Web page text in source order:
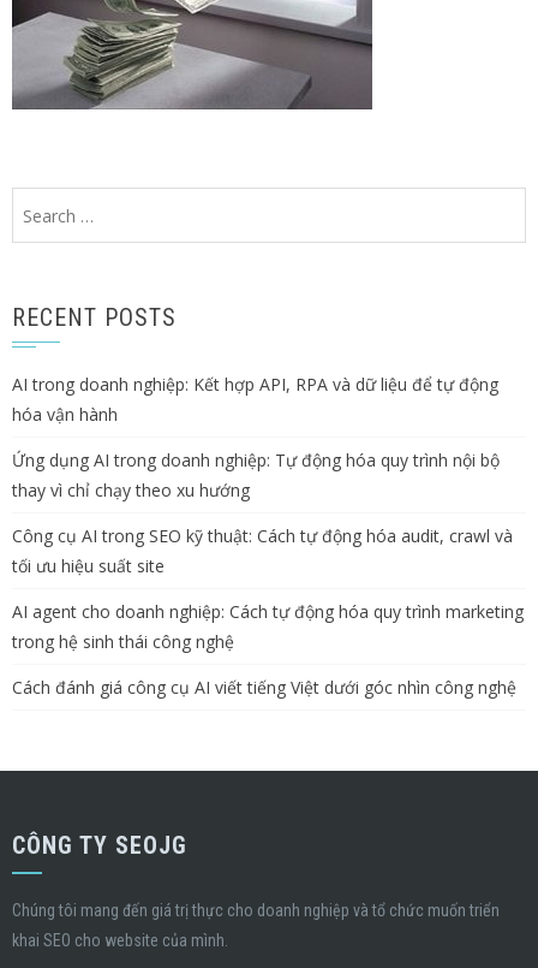
RECENT POSTS
AI trong doanh nghiệp: Kết hợp API, RPA và dữ liệu để tự động
hóa vận hành
Ứng dụng AI trong doanh nghiệp: Tự động hóa quy trình nội bộ
thay vì chỉ chạy theo xu hướng
Công cụ AI trong SEO kỹ thuật: Cách tự động hóa audit, crawl và
tối ưu hiệu suất site
AI agent cho doanh nghiệp: Cách tự động hóa quy trình marketing
trong hệ sinh thái công nghệ
Cách đánh giá công cụ AI viết tiếng Việt dưới góc nhìn công nghệ
CÔNG TY SEOJG
Chúng tôi mang đến giá trị thực cho doanh nghiệp và tổ chức muốn triển
khai SEO cho website của mình.